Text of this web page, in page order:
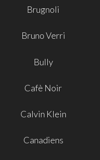
Brugnoli
Bruno Verri
Bully
Cafè Noir
Calvin Klein
Canadiens